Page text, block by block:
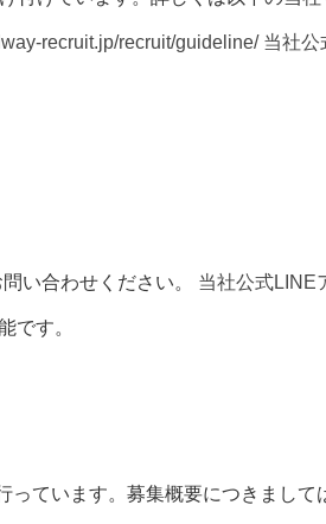
recruit.jp/recruit/guideline/ 当社公
い合わせください。 当社公式LINE
です。
っています。募集概要につきまして